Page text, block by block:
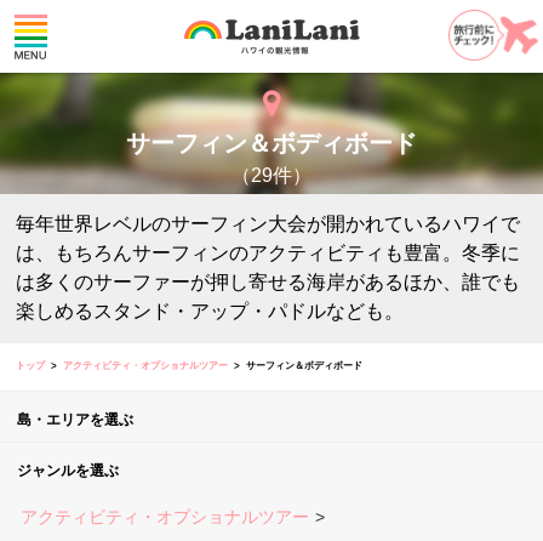
サーフィン＆ボディボード
（29件）
毎年世界レベルのサーフィン大会が開かれているハワイで
は、もちろんサーフィンのアクティビティも豊富。冬季に
は多くのサーファーが押し寄せる海岸があるほか、誰でも
楽しめるスタンド・アップ・パドルなども。
トップ アクティビティ・オプショナルツアー サーフィン＆ボディボード
島・エリアを選ぶ
ジャンルを選ぶ
アクティビティ・オプショナルツアー